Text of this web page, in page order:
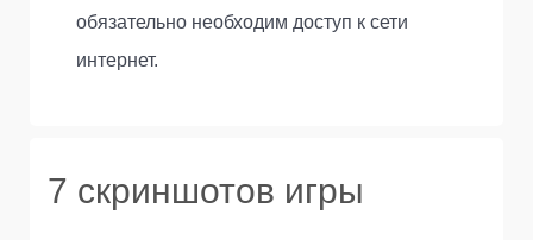
обязательно необходим доступ к сети
интернет.
7 скриншотов игры